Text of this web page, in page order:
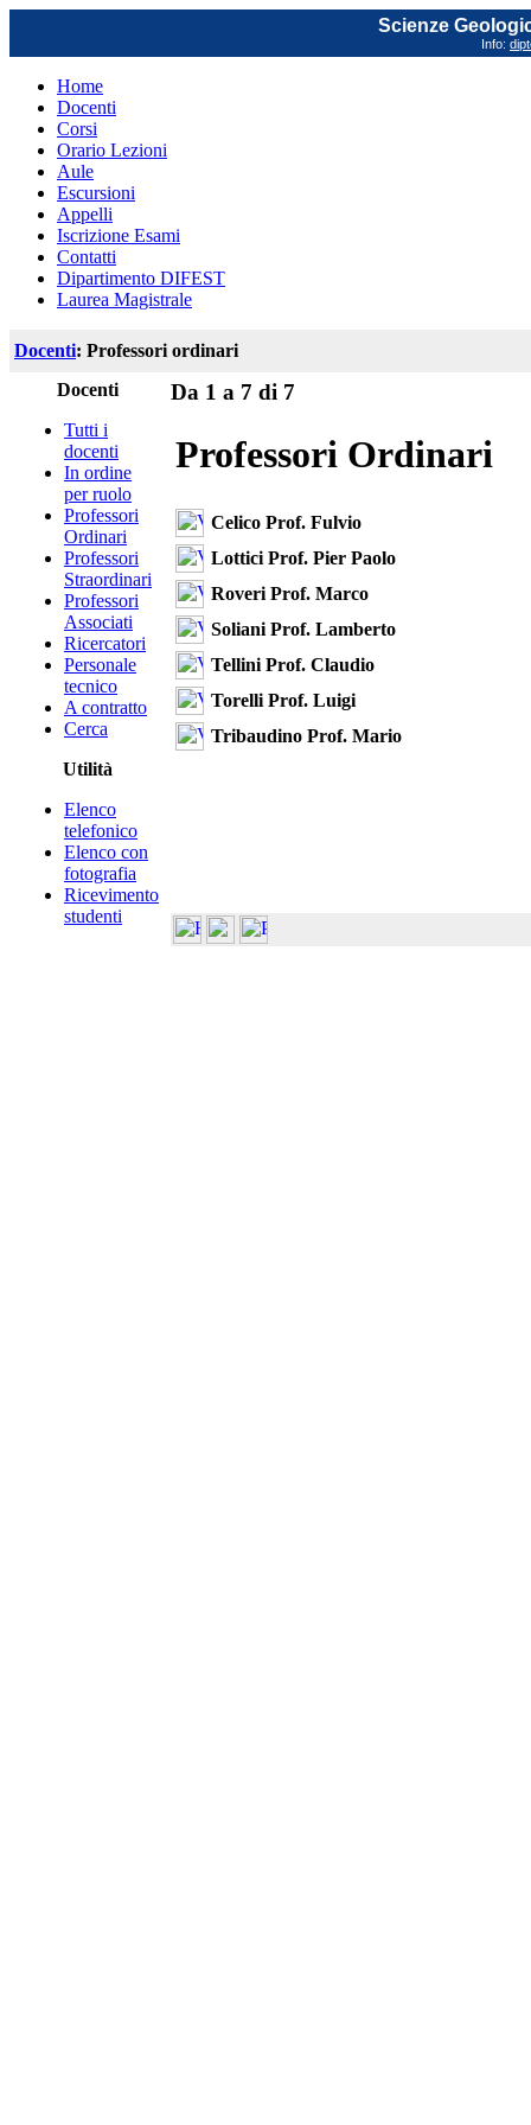
Scienze
Info:
Home
Docenti
Corsi
Orario Lezioni
Aule
Escursioni
Appelli
Iscrizione Esami
Contatti
Dipartimento DIFEST
Laurea Magistrale
Docenti: Professori ordinari
Docenti
Tutti i
docenti
In ordine
per ruolo
Professori
Ordinari
Professori
Straordinari
Professori
Associati
Ricercatori
Personale
tecnico
A contratto
Cerca
Utilità
Elenco
telefonico
Elenco con
fotografia
Ricevimento
studenti
Da 1 a 7 di 7
Professori Ordinari
Celico Prof. Fulvio
Lottici Prof. Pier Paolo
Roveri Prof. Marco
Soliani Prof. Lamberto
Tellini Prof. Claudio
Torelli Prof. Luigi
Tribaudino Prof. Mario